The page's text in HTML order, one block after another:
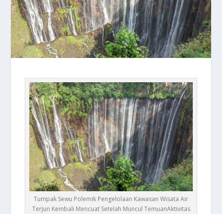
Tumpak Sewu Polemik Pengelolaan Kawasan Wisata Air
Terjun Kembali Mencuat Setelah Muncul TemuanAktivitas